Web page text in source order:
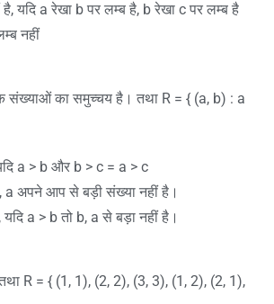
यदि a रेखा b पर लम्ब है, b रेखा c पर लम्ब है
नहीं
संख्याओं का समुच्चय है। तथा R = { (a, b) : a
a > b और b > c = a > c
a अपने आप से बड़ी संख्या नहीं है।
यदि a > b तो b, a से बड़ा नहीं है।
R = { (1, 1), (2, 2), (3, 3), (1, 2), (2, 1),